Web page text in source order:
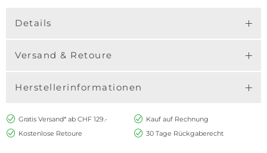
Details
Versand & Retoure
Herstellerinformationen
Gratis Versand* ab CHF 129.-
Kauf auf Rechnung
Kostenlose Retoure
30 Tage Rückgaberecht